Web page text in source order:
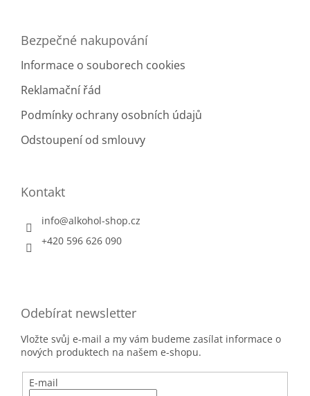
Bezpečné nakupování
Informace o souborech cookies
Reklamační řád
Podmínky ochrany osobních údajů
Odstoupení od smlouvy
Kontakt
info@alkohol-shop.cz
+420 596 626 090
Odebírat newsletter
Vložte svůj e-mail a my vám budeme zasílat informace o
nových produktech na našem e-shopu.
E-mail